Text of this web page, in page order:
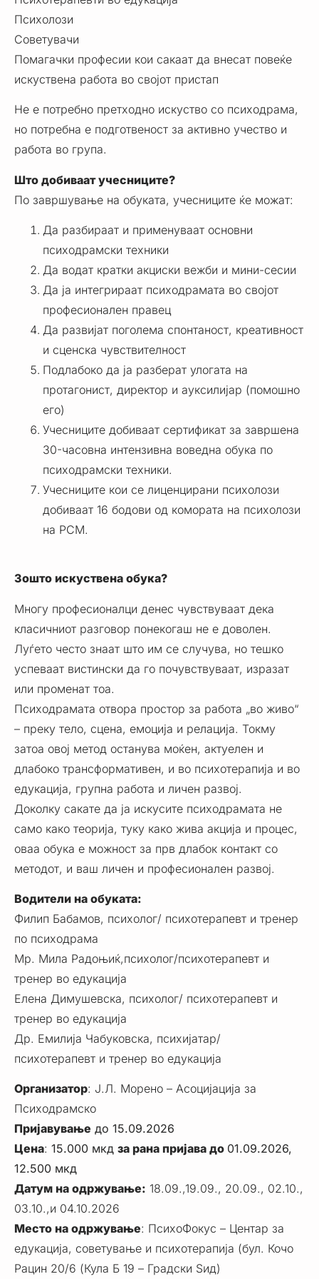
Психолози
Советувачи
Помагачки професии кои сакаат да внесат повеќе
искуствена работа во својот пристап
Не е потребно претходно искуство со психодрама,
но потребна е подготвеност за активно учество и
работа во група.
Што добиваат учесниците?
По завршување на обуката, учесниците ќе можат:
Да разбираат и применуваат основни
психодрамски техники
Да водат кратки акциски вежби и мини-сесии
Да ја интегрираат психодрамата во својот
професионален правец
Да развијат поголема спонтаност, креативност
и сценска чувствителност
Подлабоко да ја разберат улогата на
протагонист, директор и ауксилијар (помошно
его)
Учесниците добиваат сертификат за завршена
30-часовна интензивна воведна обука по
психодрамски техники.
Учесниците кои се лиценцирани психолози
добиваат 16 бодови од комората на психолози
на РСМ.
Зошто искуствена обука?
Многу професионалци денес чувствуваат дека
класичниот разговор понекогаш не е доволен.
Луѓето често знаат што им се случува, но тешко
успеваат вистински да го почувствуваат, изразат
или променат тоа.
Психодрамата отвора простор за работа „во живо“
– преку тело, сцена, емоција и релација. Токму
затоа овој метод останува моќен, актуелен и
длабоко трансформативен, и во психотерапија и во
едукација, групна работа и личен развој.
Доколку сакате да ја искусите психодрамата не
само како теорија, туку како жива акција и процес,
оваа обука е можност за прв длабок контакт со
методот, и ваш личен и професионален развој.
Водители на обукатa:
Филип Бабамов, психолог/ психотерапевт и тренер
по психодрама
Мр. Мила Радоњиќ,психолог/психотерапевт и
тренер во едукација
Елена Димушевска, психолог/ психотерапевт и
тренер во едукација
Др. Емилија Чабуковска, психијатар/
психотерапевт и тренер во едукација
Организатор: Ј.Л. Морено – Асоцијација за
Психодрамско
Пријавување до 15.09.2026
Цена: 15.000 мкд за рана пријава до 01.09.2026,
12.500 мкд
Датум на одржување: 18.09.,19.09., 20.09., 02.10.,
03.10.,и 04.10.2026
Место на одржување: ПсихоФокус – Центар за
едукација, советување и психотерапија (бул. Кочо
Рацин 20/6 (Кула Б 19 – Градски Ѕид)